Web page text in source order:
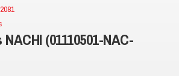
(01110501-NAC-